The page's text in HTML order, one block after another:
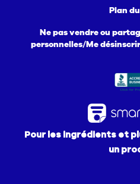
Plan
Ne pas vendre ou
personnelles/Me
Pour les ingrédients et
un